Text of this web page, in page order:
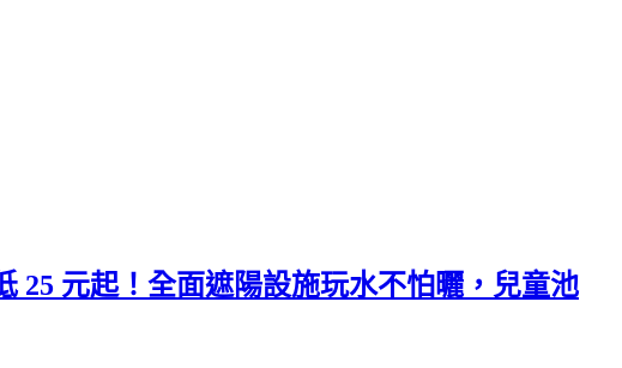
25 元起！全面遮陽設施玩水不怕曬，兒童池